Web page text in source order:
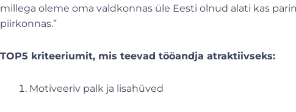
millega oleme oma valdkonnas üle Eesti olnud alati kas
piirkonnas.”
TOP5 kriteeriumit, mis teevad tööandja atraktiivseks:
Motiveeriv palk ja lisahüved